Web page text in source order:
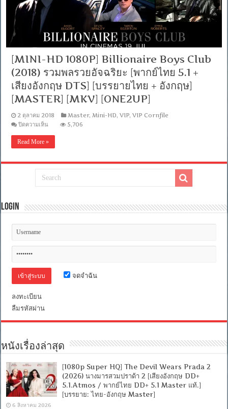
[MINI-HD 1080P] Billionaire Boys Club
(2018) รวมพลรวยอัจฉริยะ [พากย์ไทย 5.1 +
เสียงอังกฤษ DTS] [บรรยายไทย + อังกฤษ]
[MASTER] [MKV] [ONE2UP]
2 ตุลาคม 2018 Master, Mini-HD,VIP,VIP Cornfile
ปิดความเห็น
1080P]
Boys
(2018)
อัจฉริยะ
DTS]
[บรรยาย
5,706
Read More »
Login
จดจำฉัน
ลงทะเบียน
ลืมรหัสผ่าน
หนังเรื่องล่าสุด
[1080p Super HQ] The Devil Wears Prada 2
(2026) นางมารสวมปราด้า 2 [เสียงอังกฤษ DD+
5.1.Atmos / พากย์ไทย DD+ 5.1 Master แท้.]
[บรรยาย: ไทย-อังกฤษ Master]
6 สิงหาคม 2026